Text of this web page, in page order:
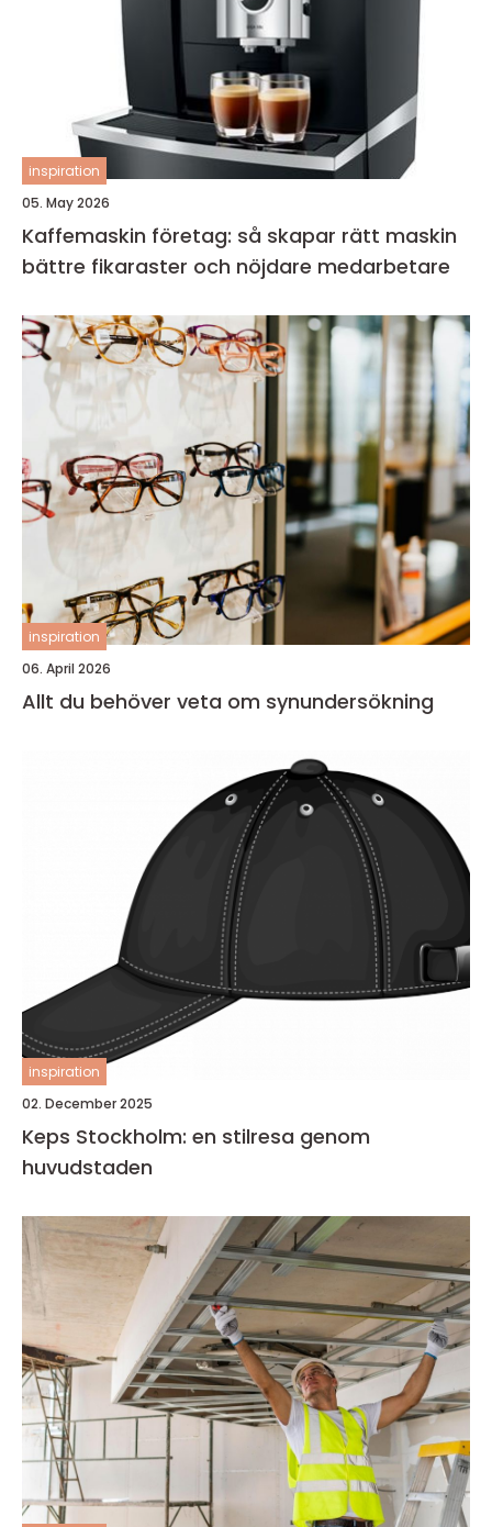
inspiration
05. May 2026
Kaffemaskin företag: så skapar rätt maskin
bättre fikaraster och nöjdare medarbetare
inspiration
06. April 2026
Allt du behöver veta om synundersökning
inspiration
02. December 2025
Keps Stockholm: en stilresa genom
huvudstaden